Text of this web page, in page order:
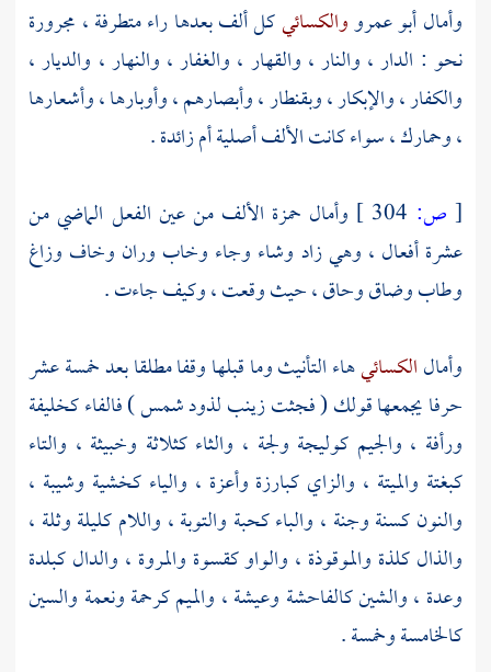
وأمالأبو عمرووالكسائيكل ألف بعدها راء متطرفة ، مجرورة
نحو : الدار ، والنار ، والقهار ، والغفار ، والنهار ، والديار ،
والكفار ، والإبكار ، وبقنطار ، وأبصارهم ، وأوبارها ، وأشعارها
، وحمارك ، سواء كانت الألف أصلية أم زائدة .
[ ص: وأمال حمزة الألف من عين الفعل الماضي من
عشرة أفعال ، وهي زاد وشاء وجاء وخاب وران وخاف وزاغ
وطاب وضاق وحاق ، حيث وقعت ، وكيف جاءت .
وأمالالكسائيهاء التأنيث وما قبلها وقفا مطلقا بعد خمسة عشر
حرفا يجمعها قولك ( فجثت زينب لذود شمس ) فالفاء كخليفة
ورأفة ، والجيم كوليجة ولجة ، والثاء كثلاثة وخبيثة ، والتاء
كبغتة والميتة ، والزاي كبارزة وأعزة ، والياء كخشية وشيبة ،
والنون كسنة وجنة ، والباء كحبة والتوبة ، واللام كليلة وثلة ،
والذال كلذة والموقوذة ، والواو كقسوة والمروة ، والدال كبلدة
وعدة ، والشين كالفاحشة وعيشة ، والميم كرحمة ونعمة والسين
كالخامسة وخمسة .